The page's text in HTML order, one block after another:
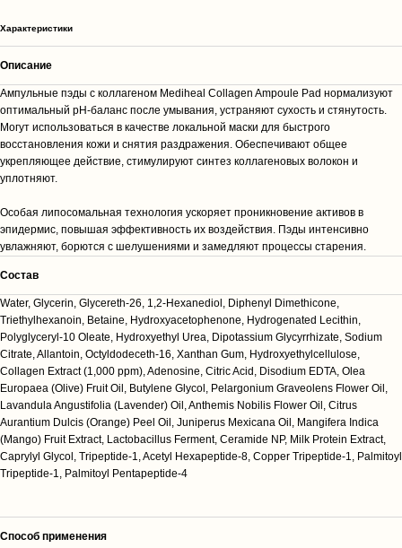
Характеристики
Описание
Ампульные пэды с коллагеном Mediheal Collagen Ampoule Pad нормализуют
оптимальный pH-баланс после умывания, устраняют сухость и стянутость.
Могут использоваться в качестве локальной маски для быстрого
восстановления кожи и снятия раздражения. Обеспечивают общее
укрепляющее действие, стимулируют синтез коллагеновых волокон и
уплотняют.
Особая липосомальная технология ускоряет проникновение активов в
эпидермис, повышая эффективность их воздействия. Пэды интенсивно
увлажняют, борются с шелушениями и замедляют процессы старения.
Cостав
Water, Glycerin, Glycereth-26, 1,2-Hexanediol, Diphenyl Dimethicone,
Triethylhexanoin, Betaine, Hydroxyacetophenone, Hydrogenated Lecithin,
Polyglyceryl-10 Oleate, Hydroxyethyl Urea, Dipotassium Glycyrrhizate, Sodium
Citrate, Allantoin, Octyldodeceth-16, Xanthan Gum, Hydroxyethylcellulose,
Collagen Extract (1,000 ppm), Adenosine, Citric Acid, Disodium EDTA, Olea
Europaea (Olive) Fruit Oil, Butylene Glycol, Pelargonium Graveolens Flower Oil,
Lavandula Angustifolia (Lavender) Oil, Anthemis Nobilis Flower Oil, Citrus
Aurantium Dulcis (Orange) Peel Oil, Juniperus Mexicana Oil, Mangifera Indica
(Mango) Fruit Extract, Lactobacillus Ferment, Ceramide NP, Milk Protein Extract,
Caprylyl Glycol, Tripeptide-1, Acetyl Hexapeptide-8, Copper Tripeptide-1, Palmitoyl
Tripeptide-1, Palmitoyl Pentapeptide-4
Способ применения